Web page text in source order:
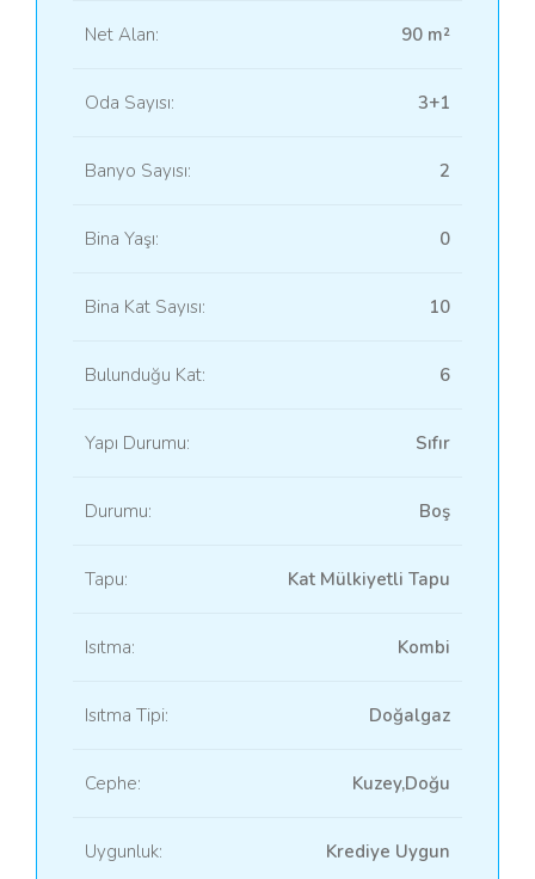
Net Alan: 90 m²
Oda Sayısı: 3+1
Banyo Sayısı: 2
Bina Yaşı: 0
Bina Kat Sayısı: 10
Bulunduğu Kat: 6
Yapı Durumu: Sıfır
Durumu: Boş
Tapu: Kat Mülkiyetli Tapu
Isıtma: Kombi
Isıtma Tipi: Doğalgaz
Cephe: Kuzey,Doğu
Uygunluk: Krediye Uygun